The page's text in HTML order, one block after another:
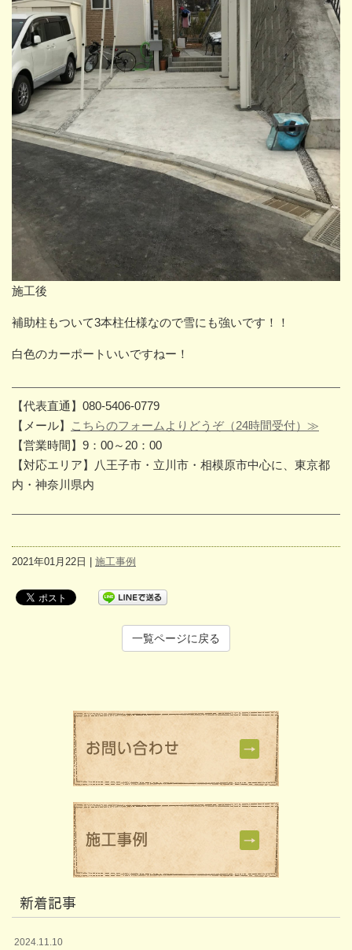
施工後
補助柱もついて3本柱仕様なので雪にも強いです！！
白色のカーポートいいですねー！
【代表直通】080-5406-0779
【メール】
こちらのフォームよりどうぞ（24時間受付）≫
【営業時間】9：00～20：00
【対応エリア】八王子市・立川市・相模原市中心に、東京都
内・神奈川県内
2021年01月22日 | 施工事例
一覧ページに戻る
新着記事
2024.11.10